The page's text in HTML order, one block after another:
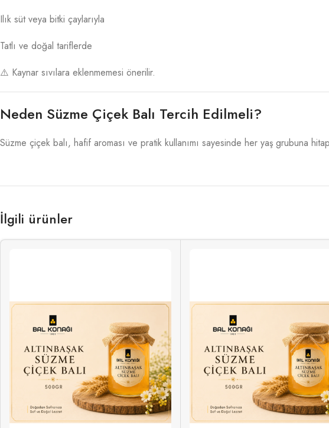
Ilık süt veya bitki çaylarıyla
Tatlı ve doğal tariflerde
⚠️ Kaynar sıvılara eklenmemesi önerilir.
Neden Süzme Çiçek Balı Tercih Edilmeli?
Süzme çiçek balı, hafif aroması ve pratik kullanımı sayesinde her yaş grubuna
İlgili ürünler